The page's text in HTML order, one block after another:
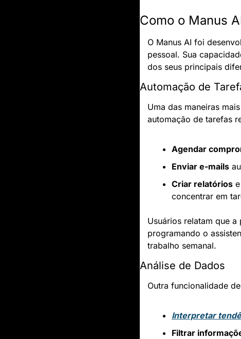
Como o Manus
O Manus AI foi
pessoal. Sua
dos seus principais
Automação de
Uma das maneiras
automação de tarefas
Agendar
Enviar e-mails
Criar relatórios
concentrar em
Usuários relatam que
programando o
trabalho semanal.
Análise de Dados
Outra funcionalidade
Interpretar
Filtrar